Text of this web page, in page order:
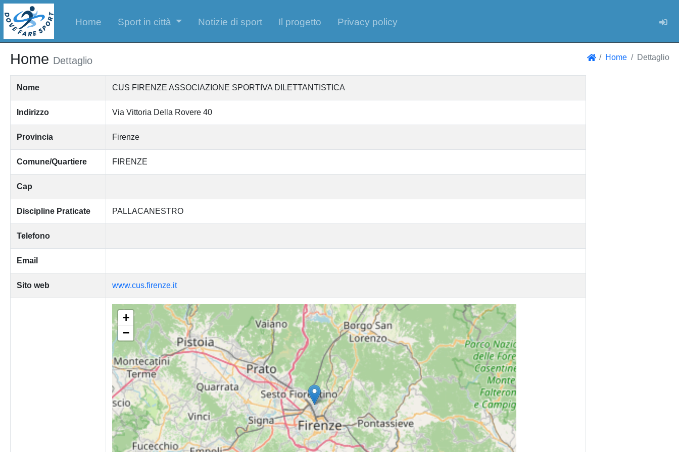
Home Sport in città Notizie di sport Il progetto Privacy policy
Home Dettaglio Home Dettaglio
Nome CUS FIRENZE ASSOCIAZIONE SPORTIVA DILETTANTISTICA
Indirizzo Via Vittoria Della Rovere 40
Provincia Firenze
Comune/Quartiere FIRENZE
Cap
Discipline Praticate PALLACANESTRO
Telefono
Email
Sito web www.cus.firenze.it
+
−